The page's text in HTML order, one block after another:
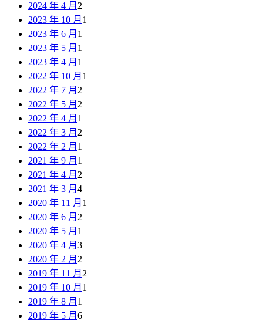
2024 年 4 月 2
2023 年 10 月 1
2023 年 6 月 1
2023 年 5 月 1
2023 年 4 月 1
2022 年 10 月 1
2022 年 7 月 2
2022 年 5 月 2
2022 年 4 月 1
2022 年 3 月 2
2022 年 2 月 1
2021 年 9 月 1
2021 年 4 月 2
2021 年 3 月 4
2020 年 11 月 1
2020 年 6 月 2
2020 年 5 月 1
2020 年 4 月 3
2020 年 2 月 2
2019 年 11 月 2
2019 年 10 月 1
2019 年 8 月 1
2019 年 5 月 6